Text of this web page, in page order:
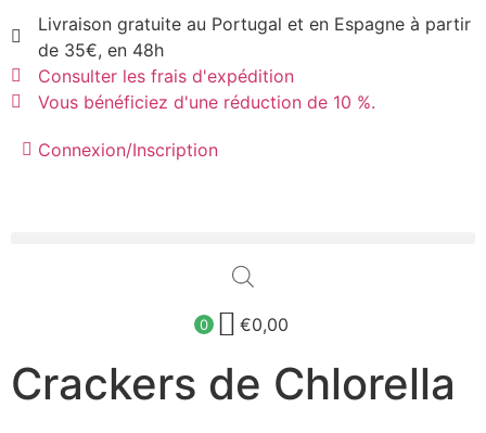
Livraison gratuite au Portugal et en Espagne à partir
de 35€, en 48h
Consulter les frais d'expédition
Vous bénéficiez d'une réduction de 10 %.
Connexion/Inscription
0 €0,00
Crackers de Chlorella